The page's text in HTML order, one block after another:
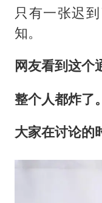
只有一张迟
知。
网友看到这个
整个人都炸了。
大家在讨论的